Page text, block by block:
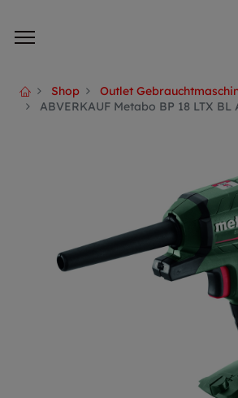
Shop
Outlet
ABVERKAUF Metabo BP 18 LTX